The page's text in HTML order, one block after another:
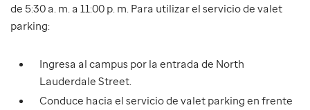
de 5:30 a. m. a 11:00 p. m. Para utilizar el servicio de valet
parking:
Ingresa al campus por la entrada de North
Lauderdale Street.
Conduce hacia el servicio de valet parking en frente